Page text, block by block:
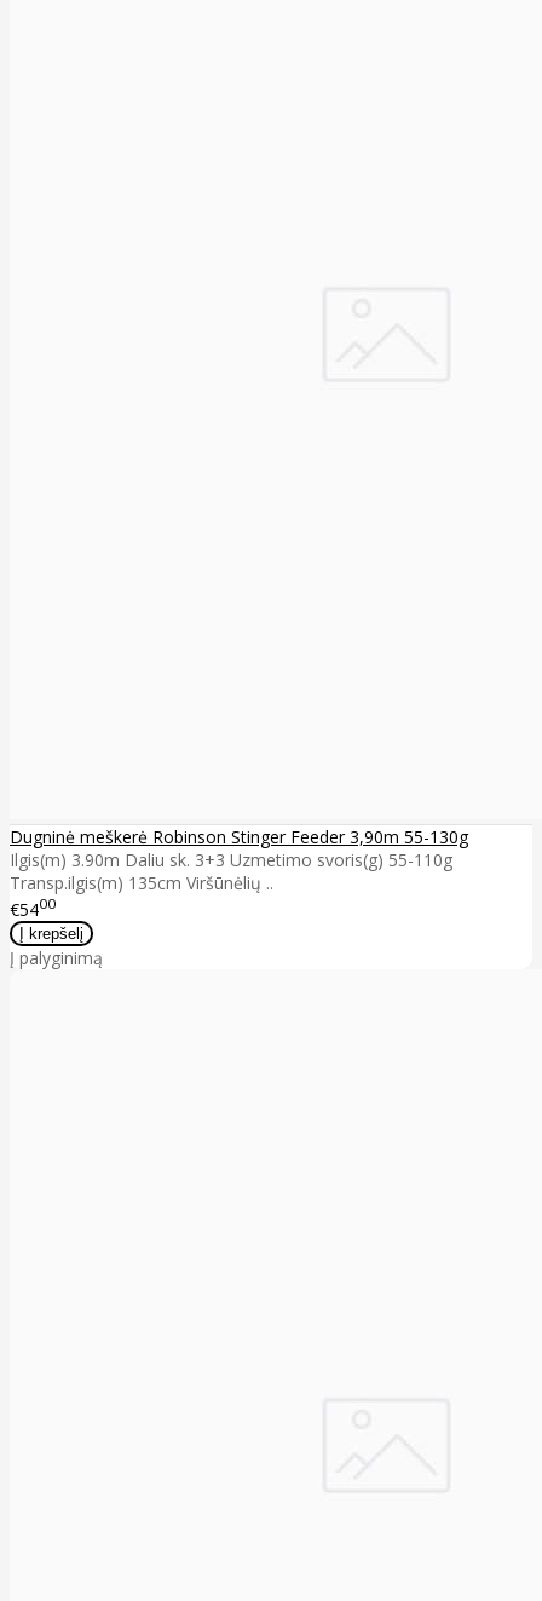
Dugninė meškerė Robinson Stinger Feeder 3,90m 55-130g
Ilgis(m) 3.90m Daliu sk. 3+3 Uzmetimo svoris(g) 55-110g
Transp.ilgis(m) 135cm Viršūnėlių ..
€5400
Į palyginimą